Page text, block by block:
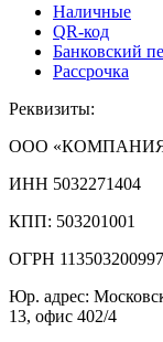
Наличные
QR-код
Банковский
Рассрочка
Реквизиты:
ООО
ИНН 5032271404
КПП: 503201001
ОГРН
Юр. адрес:
13, офис 402/4